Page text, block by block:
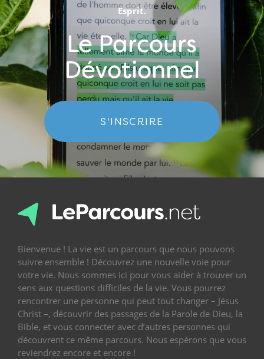
Esprit.
Le Parcours
Dévotionnel
S'INSCRIRE
Bienvenue ! La vie est un parcours que nous pouvons
suivre ensemble ! Découvrez une nouvelle voie pour
votre vie. Nous sommes ici pour vous aider à trouver un
sens aux questions difficiles de la vie. Vous pourrez
rencontrer une personne qui peut tout changer – Jésus
Christ –, découvrir des passages de la Parole de Dieu, la
Bible, et vous connecter avec d’autres personnes qui
découvrent ce même parcours. Nous espérons que vous
reviendrez encore et encore !